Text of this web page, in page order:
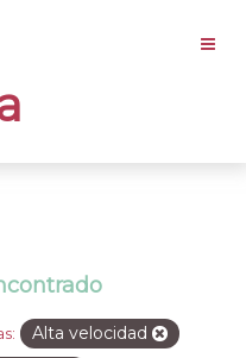
Alta velocidad